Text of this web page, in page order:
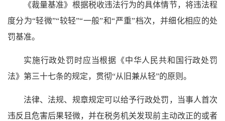
《裁量基准》根据税收违法行为的具体情节，将违法程
度分为“轻微”“较轻”“一般”和“严重”档次，并细化相应的处
罚基准。
实施行政处罚时应当根据《中华人民共和国行政处罚
法》第三十七条的规定，贯彻“从旧兼从轻”的原则。
法律、法规、规章规定可以给予行政处罚，当事人首次
违反且危害后果轻微，并在税务机关发现前主动改正的或者